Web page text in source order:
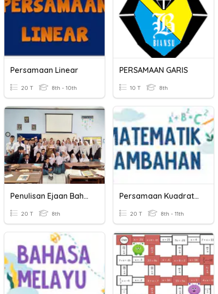
Persamaan Linear
20 T 8th - 10th
PERSAMAAN GARIS
10 T 8th
Penulisan Ejaan Bahasa Jawa
20 T 8th
Persamaan Kuadratik
20 T 8th - 11th